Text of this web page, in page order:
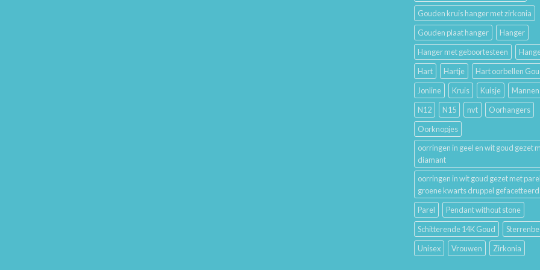
Gouden kruis hanger met zirkonia
Gouden plaat hanger
Hanger
Hanger met geboortesteen
Hart
Hartje
Hart oorbellen
Jonline
Kruis Kuisje
Mannen
N12
N15 nvt
Oorhangers
Oorknopjes
oorringen in geel en wit goud gezet
diamant
oorringen in wit goud gezet met
groene kwarts druppel gefacetteerd
Parel
Pendant without stone
Schitterende 14K Goud
Unisex
Vrouwen Zirkonia